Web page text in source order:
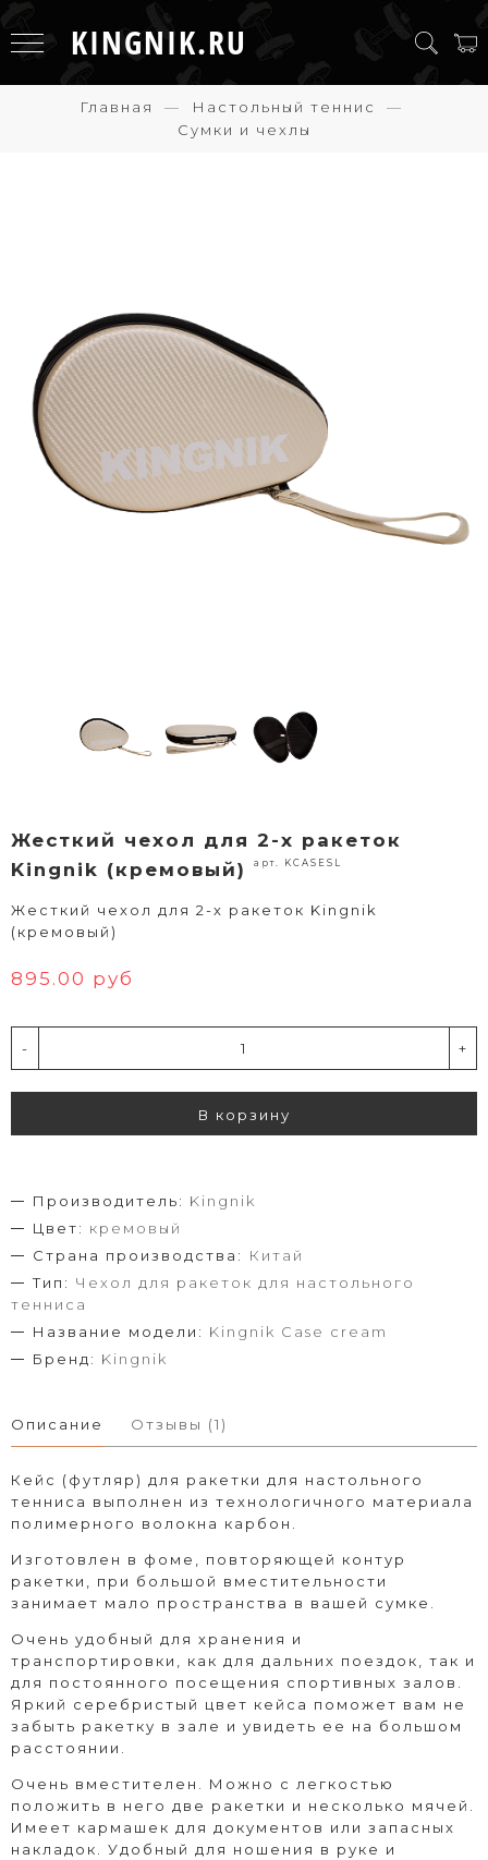
KINGNIK.RU
Главная
Настольный теннис
Сумки и чехлы
Жесткий чехол для 2-х ракеток
Kingnik (кремовый)
арт. KCASESL
Жесткий чехол для 2-х ракеток Kingnik
(кремовый)
895.00 руб
- +
В корзину
Производитель: Kingnik
Цвет: кремовый
Страна производства:
Китай
Тип: Чехол для ракеток для настольного
тенниса
Название модели: Kingnik Case cream
Бренд: Kingnik
Описание Отзывы (1)
Кейс (футляр) для ракетки для настольного
тенниса выполнен из технологичного материала
полимерного волокна карбон.
Изготовлен в фоме, повторяющей контур
ракетки, при большой вместительности
занимает мало пространства в вашей сумке.
Очень удобный для хранения и
транспортировки, как для дальних поездок, так и
для постоянного посещения спортивных залов.
Яркий серебристый цвет кейса поможет вам не
забыть ракетку в зале и увидеть ее на большом
расстоянии.
Очень вместителен. Можно с легкостью
положить в него две ракетки и несколько мячей.
Имеет кармашек для документов или запасных
накладок. Удобный для ношения в руке и